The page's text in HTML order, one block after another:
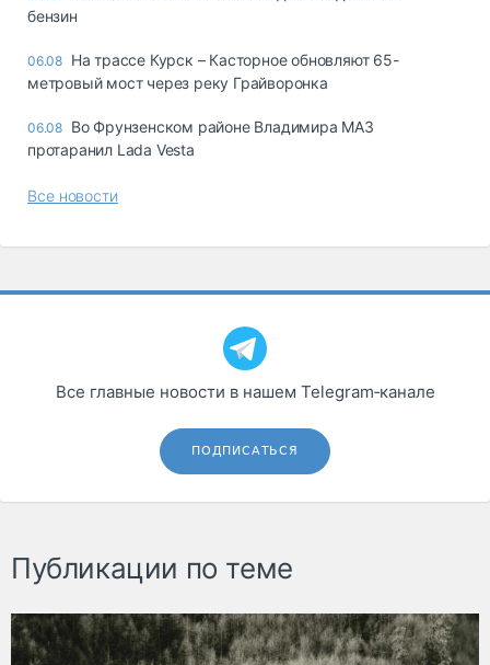
бензин
06.08 На трассе Курск – Касторное обновляют 65-
метровый мост через реку Грайворонка
06.08 Во Фрунзенском районе Владимира МАЗ
протаранил Lada Vesta
Все новости
Все главные новости в нашем Telegram‑канале
ПОДПИСАТЬСЯ
Публикации по теме